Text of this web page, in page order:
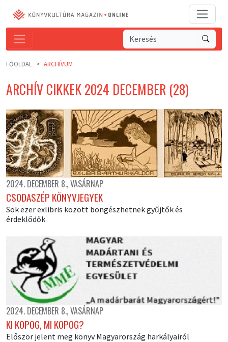
FŐOLDAL ARCHÍVUM
ARCHÍV CIKKEK 2024 DECEMBER (28)
2024. DECEMBER 8., VASÁRNAP
CSODASZÉP KÖNYVJEGYEK
Sok ezer exlibris között böngészhetnek gyűjtők és
érdeklődők
2024. DECEMBER 8., VASÁRNAP
KI KOPOG, MI KOPOG?
Először jelent meg könyv Magyarország harkályairól